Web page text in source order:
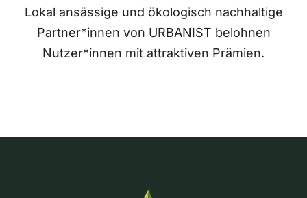
Lokal ansässige und ökologisch nachhaltige
Partner*innen von URBANIST belohnen
Nutzer*innen mit attraktiven Prämien.